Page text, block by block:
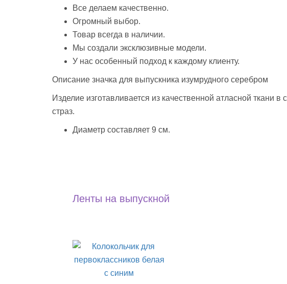
Все делаем качественно.
Огромный выбор.
Товар всегда в наличии.
Мы создали эксклюзивные модели.
У нас особенный подход к каждому клиенту.
Описание значка для выпускника изумрудного серебром
Изделие изготавливается из качественной атласной ткани
страз.
Диаметр составляет 9 см.
Ленты на выпускной